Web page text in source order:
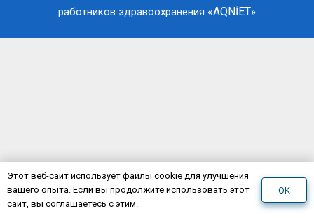
работников здравоохранения «AQNİET»
Этот веб-сайт использует файлы cookie для улучшения
вашего опыта. Если вы продолжите использовать этот
сайт, вы соглашаетесь с этим.
OK